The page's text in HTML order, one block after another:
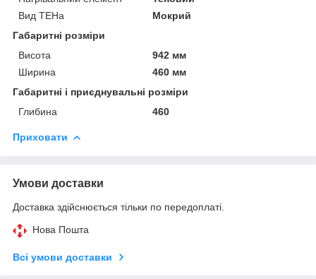
Вид ТЕНа
Мокрий
Габаритні розміри
Висота
942 мм
Ширина
460 мм
Габаритні і приєднувальні розміри
Глибина
460
Приховати
Умови доставки
Доставка здійснюється тільки по передоплаті.
Нова Пошта
Всі умови доставки